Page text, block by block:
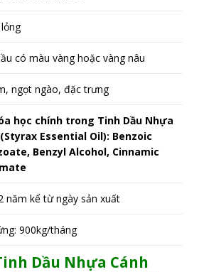
có màu vàng hoặc vàng nâu
ngọt ngào, đặc trưng
học chính trong Tinh Dầu Nhựa
Essential Oil): Benzoic
Benzyl Alcohol, Cinnamic
năm kể từ ngày sản xuất
900kg/tháng
Dầu Nhựa Cánh